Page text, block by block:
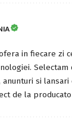
in fiecare zi
si lansari
de la